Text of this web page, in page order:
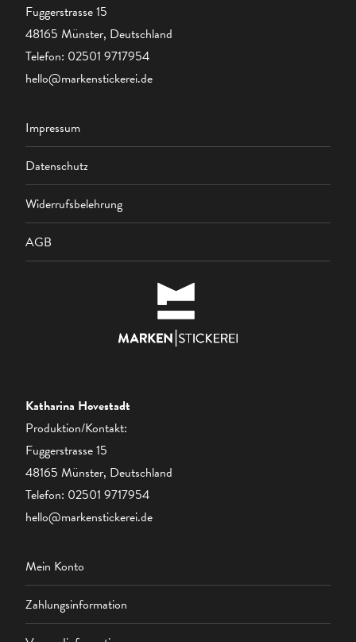
Fuggerstrasse 15
48165 Münster, Deutschland
Telefon: 02501 9717954
hello@markenstickerei.de
Impressum
Datenschutz
Widerrufsbelehrung
AGB
Katharina Hovestadt
Produktion/Kontakt:
Fuggerstrasse 15
48165 Münster, Deutschland
Telefon: 02501 9717954
hello@markenstickerei.de
Mein Konto
Zahlungsinformation